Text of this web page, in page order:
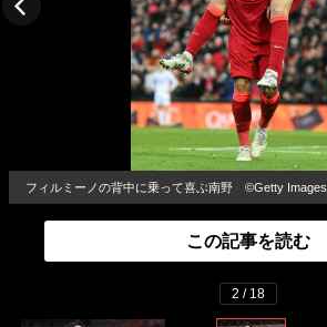
フィルミーノの背中に乗って喜ぶ南野 ©Getty Images
この記事を読む
2 / 18